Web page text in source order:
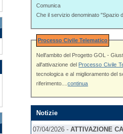
Comunica
Che il servizio denominato "Spazio
Processo Civile Telematico
Nell'ambito del Progetto GOL - Giustizia
all'attivazione del Processo Civile
tecnologica e al miglioramento del servizio Giustizia reso all'utenza
riferimento....continua
Notizie
07/04/2026 - ATTIVAZIONE